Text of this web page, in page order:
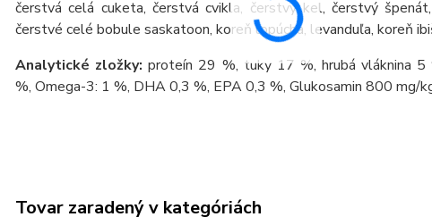
čerstvá celá cuketa, čerstvá cvikla, čerstvý kel, čerstvý
čerstvé celé bobule saskatoon, koreň lopúcha, levanduľa, koreň
Analytické zložky:proteín 29 %, tuky 17 %, hrubá vláknina
%, Omega-3: 1 %, DHA 0,3 %, EPA 0,3 %, Glukosamin 800 mg/
Tovar zaradený v kategóriách